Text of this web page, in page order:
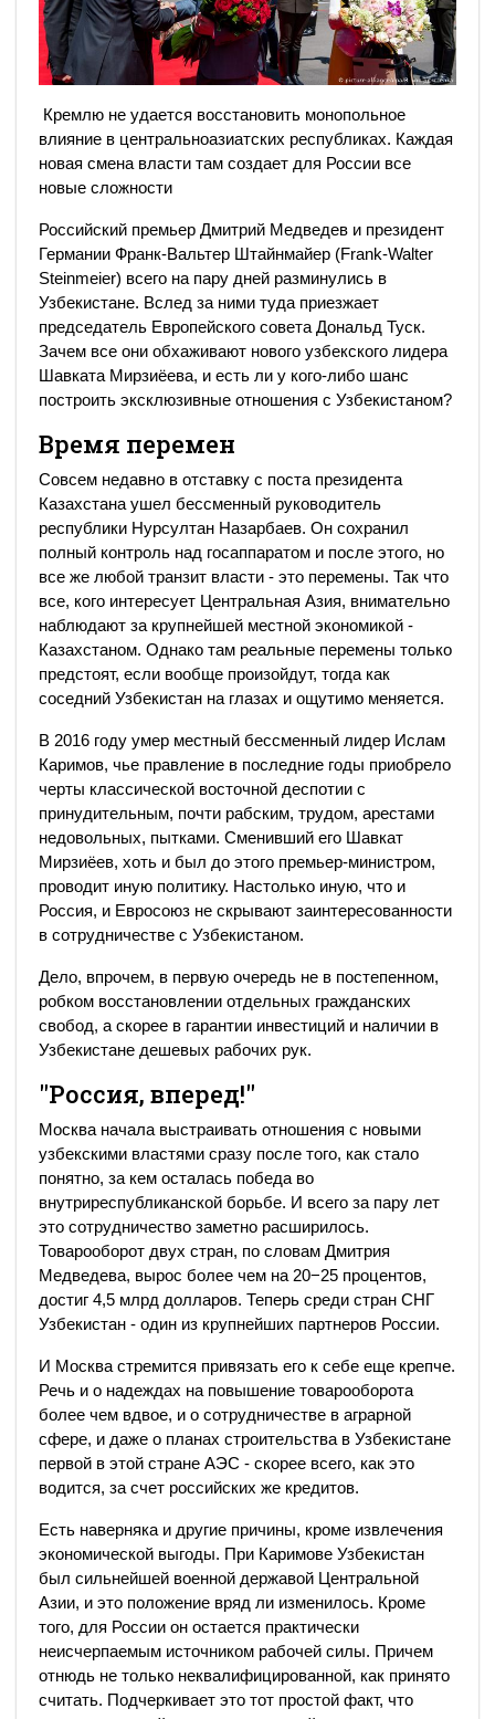
Кремлю не удается восстановить монопольное
влияние в центральноазиатских республиках. Каждая
новая смена власти там создает для России все
новые сложности
Российский премьер Дмитрий Медведев и президент
Германии Франк-Вальтер Штайнмайер (Frank-Walter
Steinmeier) всего на пару дней разминулись в
Узбекистане. Вслед за ними туда приезжает
председатель Европейского совета Дональд Туск.
Зачем все они обхаживают нового узбекского лидера
Шавката Мирзиёева, и есть ли у кого-либо шанс
построить эксклюзивные отношения с Узбекистаном?
Время перемен
Совсем недавно в отставку с поста президента
Казахстана ушел бессменный руководитель
республики Нурсултан Назарбаев. Он сохранил
полный контроль над госаппаратом и после этого, но
все же любой транзит власти - это перемены. Так что
все, кого интересует Центральная Азия, внимательно
наблюдают за крупнейшей местной экономикой -
Казахстаном. Однако там реальные перемены только
предстоят, если вообще произойдут, тогда как
соседний Узбекистан на глазах и ощутимо меняется.
В 2016 году умер местный бессменный лидер Ислам
Каримов, чье правление в последние годы приобрело
черты классической восточной деспотии с
принудительным, почти рабским, трудом, арестами
недовольных, пытками. Сменивший его Шавкат
Мирзиёев, хоть и был до этого премьер-министром,
проводит иную политику. Настолько иную, что и
Россия, и Евросоюз не скрывают заинтересованности
в сотрудничестве с Узбекистаном.
Дело, впрочем, в первую очередь не в постепенном,
робком восстановлении отдельных гражданских
свобод, а скорее в гарантии инвестиций и наличии в
Узбекистане дешевых рабочих рук.
"Россия, вперед!"
Москва начала выстраивать отношения с новыми
узбекскими властями сразу после того, как стало
понятно, за кем осталась победа во
внутриреспубликанской борьбе. И всего за пару лет
это сотрудничество заметно расширилось.
Товарооборот двух стран, по словам Дмитрия
Медведева, вырос более чем на 20−25 процентов,
достиг 4,5 млрд долларов. Теперь среди стран СНГ
Узбекистан - один из крупнейших партнеров России.
И Москва стремится привязать его к себе еще крепче.
Речь и о надеждах на повышение товарооборота
более чем вдвое, и о сотрудничестве в аграрной
сфере, и даже о планах строительства в Узбекистане
первой в этой стране АЭС - скорее всего, как это
водится, за счет российских же кредитов.
Есть наверняка и другие причины, кроме извлечения
экономической выгоды. При Каримове Узбекистан
был сильнейшей военной державой Центральной
Азии, и это положение вряд ли изменилось. Кроме
того, для России он остается практически
неисчерпаемым источником рабочей силы. Причем
отнюдь не только неквалифицированной, как принято
считать. Подчеркивает это тот простой факт, что